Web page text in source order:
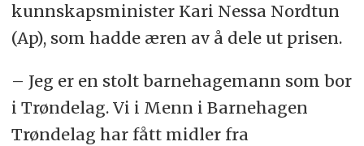
kunnskapsminister Kari Nessa Nordtun
(Ap), som hadde æren av å dele ut prisen.
– Jeg er en stolt barnehagemann som bor
i Trøndelag. Vi i Menn i Barnehagen
Trøndelag har fått midler fra